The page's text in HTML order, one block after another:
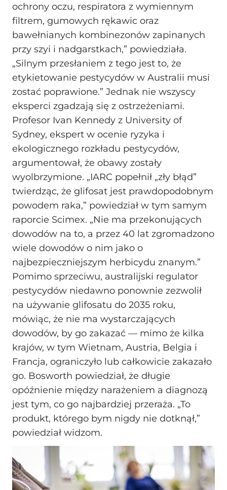
ochrony oczu, respiratora z wymiennym
filtrem, gumowych rękawic oraz
bawełnianych kombinezonów zapinanych
przy szyi i nadgarstkach,” powiedziała.
„Silnym przesłaniem z tego jest to, że
etykietowanie pestycydów w Australii musi
zostać poprawione.” Jednak nie wszyscy
eksperci zgadzają się z ostrzeżeniami.
Profesor Ivan Kennedy z University of
Sydney, ekspert w ocenie ryzyka i
ekologicznego rozkładu pestycydów,
argumentował, że obawy zostały
wyolbrzymione. „IARC popełnił „zły błąd”
twierdząc, że glifosat jest prawdopodobnym
powodem raka,” powiedział w tym samym
raporcie Scimex. „Nie ma przekonujących
dowodów na to, a przez 40 lat zgromadzono
wiele dowodów o nim jako o
najbezpieczniejszym herbicydu znanym.”
Pomimo sprzeciwu, australijski regulator
pestycydów niedawno ponownie zezwolił
na używanie glifosatu do 2035 roku,
mówiąc, że nie ma wystarczających
dowodów, by go zakazać — mimo że kilka
krajów, w tym Wietnam, Austria, Belgia i
Francja, ograniczyło lub całkowicie zakazało
go. Bosworth powiedział, że długie
opóźnienie między narażeniem a diagnozą
jest tym, co go najbardziej przeraża. „To
produkt, którego bym nigdy nie dotknął,”
powiedział widzom.